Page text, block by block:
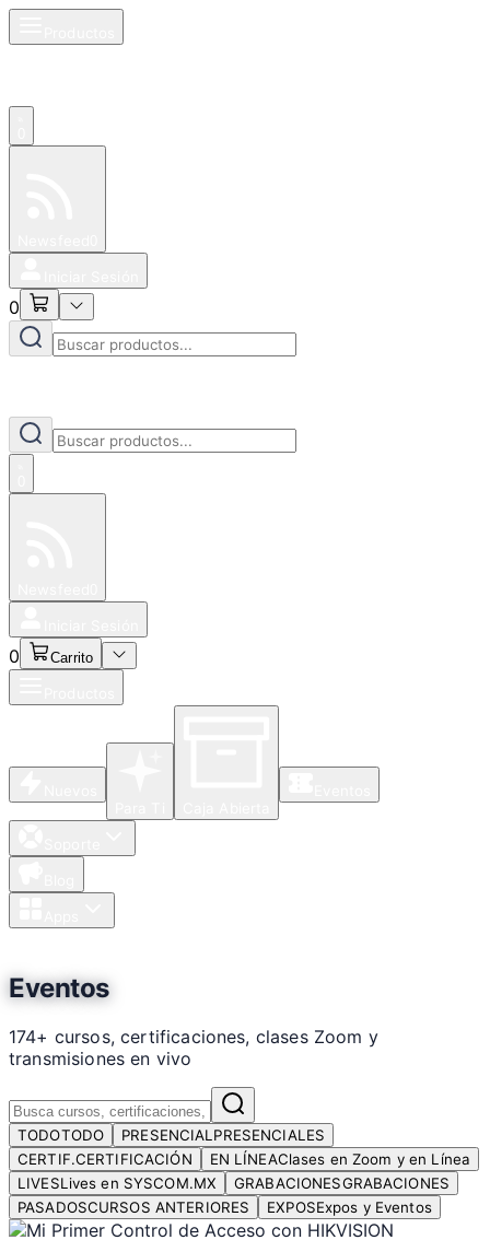
0
0 Carrito
Eventos
174+ cursos, certificaciones, clases Zoom y
transmisiones en vivo
TODOTODO PRESENCIAL PRESENCIALES
CERTIF.CERTIFICACIÓN EN LÍNEAClases en Zoom y en Línea
LIVESLives en SYSCOM.MX GRABACIONESGRABACIONES
PASADOSCURSOS ANTERIORES EXPOSExpos y Eventos